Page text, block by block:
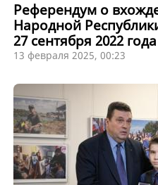
Референдум о
Народной
27 сентября 2022 года
13 февраля 2025, 00:23